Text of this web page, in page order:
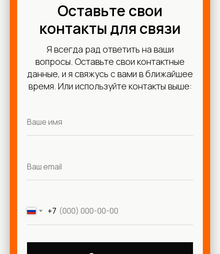
Оставьте свои
контакты для связи
Я всегда рад ответить на ваши
вопросы. Оставьте свои контактные
данные, и я свяжусь с вами в ближайшее
время. Или используйте контакты выше:
+7